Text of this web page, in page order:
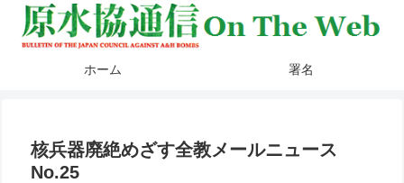
ホーム 署名
核兵器廃絶めざす全教メールニュース
No.25